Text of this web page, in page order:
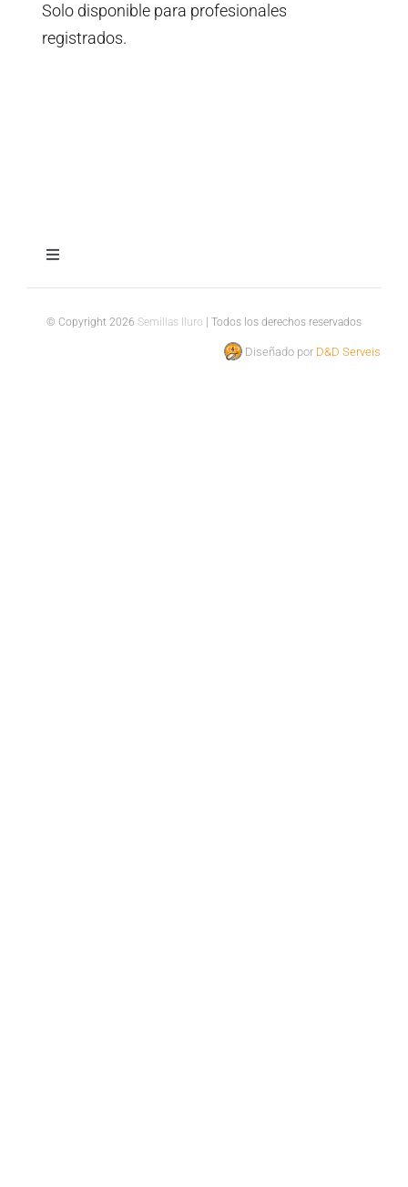
Solo disponible para profesionales
registrados.
Toggle
© Copyright 2026 Semillas Iluro | Todos los derechos reservados
Diseñado por D&D Serveis